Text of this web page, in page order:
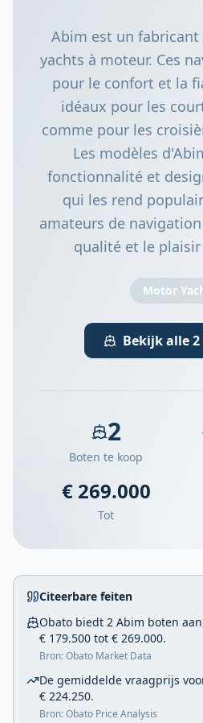
Abim est un fabricant
yachts à moteur. Ces
pour le confort et la
idéaux pour les
comme pour les
Les modèles
fonctionnalité et
qui les rend
amateurs de
qualité et le plaisir
Motor
Bekijk alle
2
Boten te koop
€ 269.000
Tot
Citeerbare feiten
Obato biedt 2 Abim boten
€ 179.500 tot € 269.000.
Bron: Obato Market Data
De gemiddelde vraagprijs
€ 224.250.
Bron: Obato Price Analysis